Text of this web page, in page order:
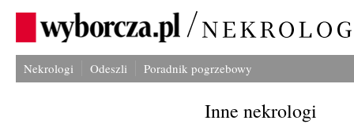
Nekrologi Odeszli Poradnik pogrzebowy
Inne nekrologi